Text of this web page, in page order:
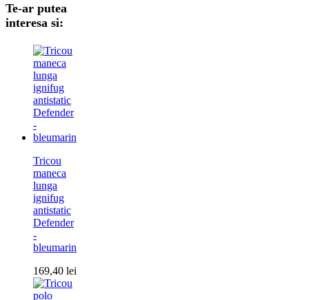
Te-ar putea
interesa si:
Tricou
maneca
lunga
ignifug
antistatic
Defender
-
bleumarin
169,40 lei